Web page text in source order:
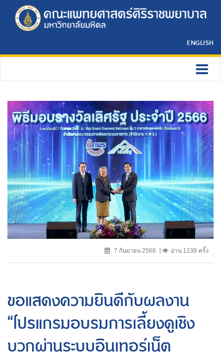
ENGLISH
7 กันยายน 2566 อ่าน 1239 ครั้ง
ขอแสดงความยินดีกับผลงาน
“โปรแกรมอบรมการเลี้ยงดูเชิง
บวกผ่านระบบอินเทอร์เน็ต